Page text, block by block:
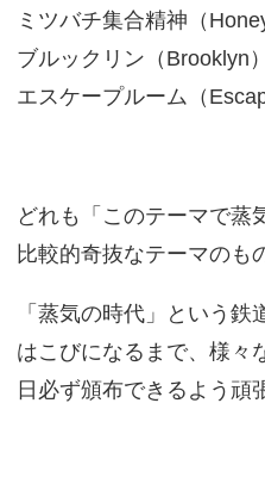
ミツバチ集合精神（
ブルックリン（Brooklyn）
エスケープルーム（
どれも「このテーマで蒸
比較的奇抜なテーマのも
「蒸気の時代」という
はこびになるまで、様々
日必ず頒布できるよう頑